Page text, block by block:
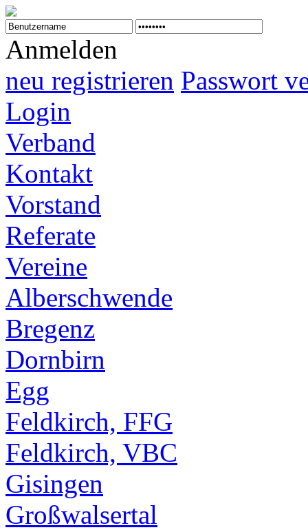
Anmelden
neu registrieren Passwort
Login
Verband
Kontakt
Vorstand
Referate
Vereine
Alberschwende
Bregenz
Dornbirn
Egg
Feldkirch, FFG
Feldkirch, VBC
Gisingen
Großwalsertal